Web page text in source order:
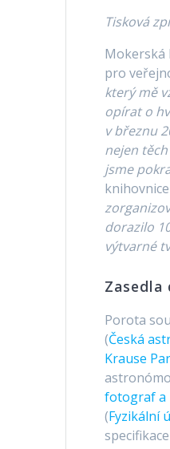
Tisková
Mokerská
pro
který mě
opírat o
v březnu
nejen
jsme
dorazilo
výtvarné
Porota
(Česká
Krause
fotograf a
(Fyzikální